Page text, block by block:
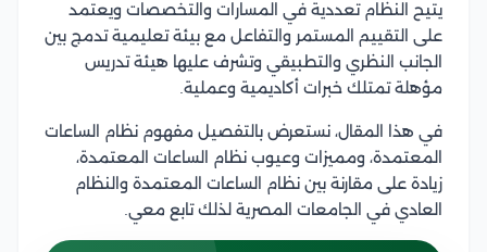
يتيح النظام تعددية في المسارات والتخصصات ويعتمد
على التقييم المستمر والتفاعل مع بيئة تعليمية تدمج بين
الجانب النظري والتطبيقي وتشرف عليها هيئة تدريس
مؤهلة تمتلك خبرات أكاديمية وعملية.
في هذا المقال، نستعرض بالتفصيل مفهوم نظام الساعات
المعتمدة، ومميزات وعيوب نظام الساعات المعتمدة،
زيادة على مقارنة بين نظام الساعات المعتمدة والنظام
العادي في الجامعات المصرية لذلك تابع معي.